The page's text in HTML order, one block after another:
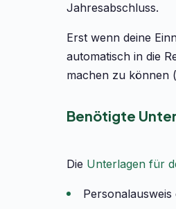
Jahresabschluss.
Erst wenn deine
automatisch in die
machen zu können
Benötigte
Die Unterlagen für
Personalausweis